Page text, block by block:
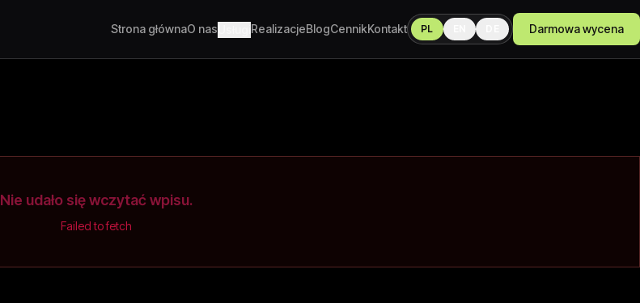
Strona głównaO nas RealizacjeBlogCennikKontakt PL Darmowa wycena
Nie udało się wczytać wpisu.
Failed to fetch